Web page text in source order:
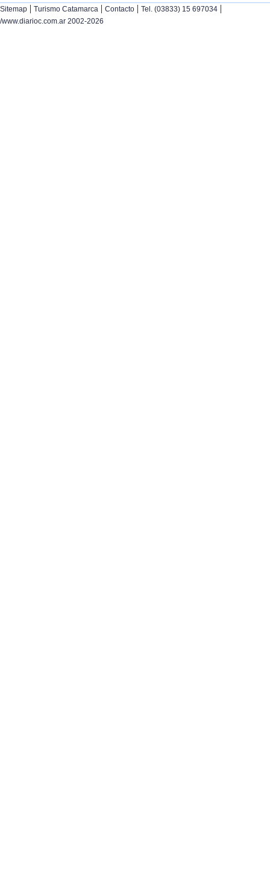
Sitemap | Turismo Catamarca | Contacto | Tel. (03833) 15 697034 |
/www.diarioc.com.ar 2002-2026